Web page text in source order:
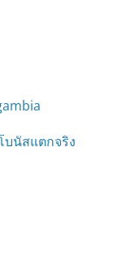
บนัสแตกจริง